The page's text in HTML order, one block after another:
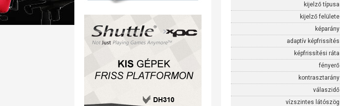
kijelző típusa
kijelző felülete
képarány
adaptív képfrissítés
képfrissítési ráta
fényerő
kontrasztarány
válaszidő
vízszintes látószög